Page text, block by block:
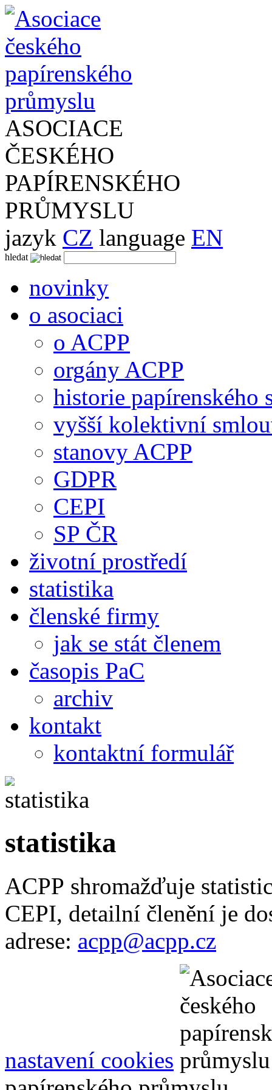
ASOCIACE
ČESKÉHO
PAPÍRENSKÉHO
PRŮMYSLU
jazyk CZ language EN
hledat
novinky
o asociaci
o ACPP
orgány ACPP
historie papírenského
vyšší kolektivní
stanovy ACPP
GDPR
CEPI
SP ČR
životní prostředí
statistika
členské firmy
jak se stát členem
časopis PaC
archiv
kontakt
kontaktní formulář
statistika
ACPP shromažďuje
CEPI, detailní členění je
adrese: acpp@acpp.cz
nastavení cookies